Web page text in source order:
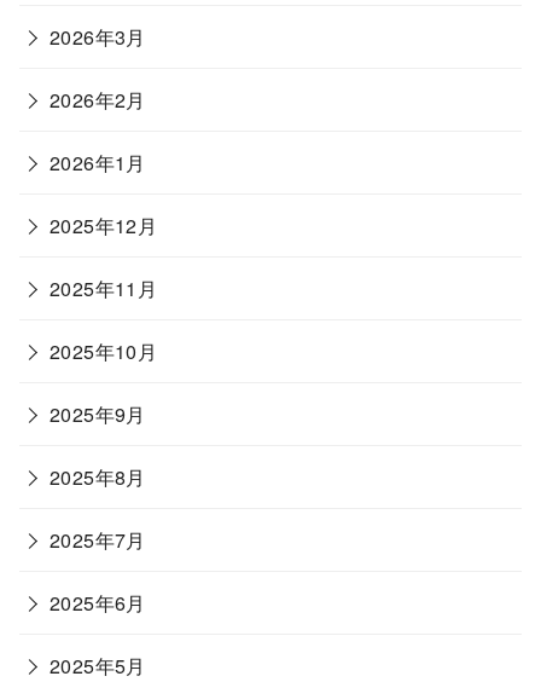
2026年3月
2026年2月
2026年1月
2025年12月
2025年11月
2025年10月
2025年9月
2025年8月
2025年7月
2025年6月
2025年5月